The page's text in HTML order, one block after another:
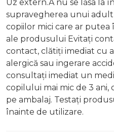
Uz extern.A nu se lăsa la
supravegherea unui adult
copiilor mici care ar putea
ale produsului Evitați
contact, clătiți imediat cu
alergică sau ingerare
consultați imediat un
copilului mai mic de 3 ani,
pe ambalaj. Testați
înainte de utilizare.